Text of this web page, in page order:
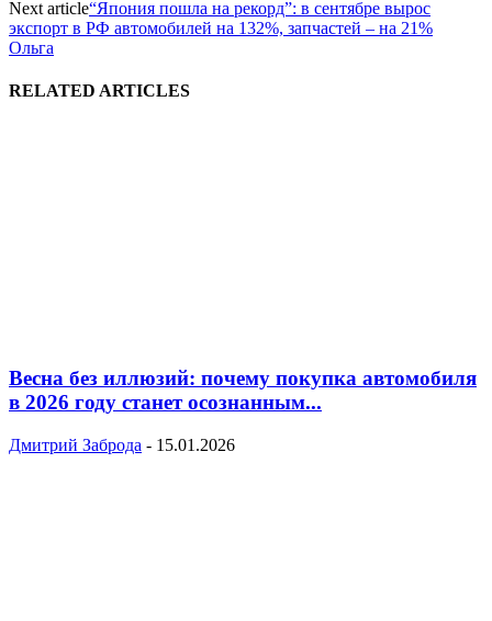
Next article“Япония пошла на рекорд”: в сентябре вырос
экспорт в РФ автомобилей на 132%, запчастей – на 21%
Ольга
RELATED ARTICLES
Весна без иллюзий: почему покупка автомобиля
в 2026 году станет осознанным...
Дмитрий Заброда - 15.01.2026